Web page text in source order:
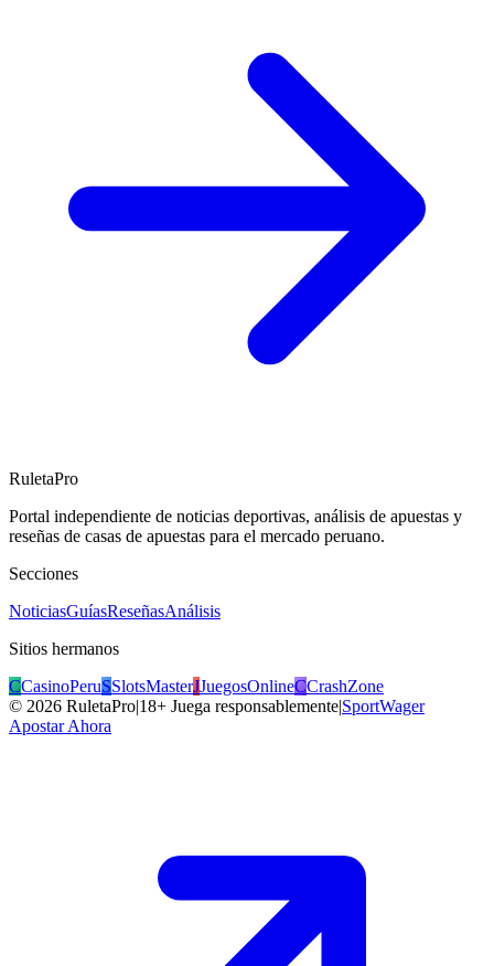
RuletaPro
Portal independiente de noticias deportivas, análisis de apuestas y
reseñas de casas de apuestas para el mercado peruano.
Secciones
NoticiasGuíasReseñasAnálisis
Sitios hermanos
CCasinoPeruSSlotsMasterJJuegosOnlineCCrashZone
© 2026 RuletaPro|18+ Juega responsablemente|SportWager
Apostar Ahora